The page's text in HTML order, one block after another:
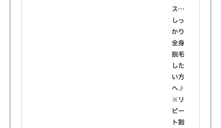
ス…
しっ
かり
全身
脱毛
した
い方
へ♪
※リ
ピー
ト割